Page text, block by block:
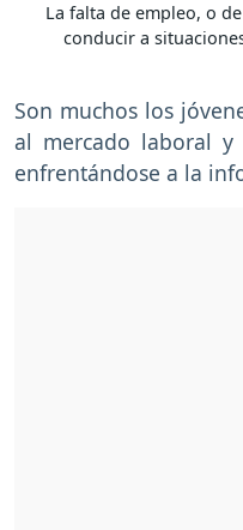
La falta de empleo, o
conducir a
Son muchos los
al mercado laboral
enfrentándose a la